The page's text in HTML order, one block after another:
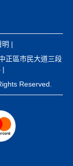
明 |
正區市民大道三段
|
Reserved.